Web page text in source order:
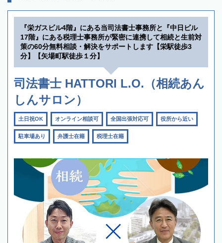
『栄ガスビル4階』にある当司法書士事務所と『中日ビル
17階』にある税理士事務所が緊密に連携して相続と生前対
策の60分無料相談・解決をサポートします【栄駅徒歩3
分】【矢場町駅徒歩１分】
司法書士 HATTORI L.O.（相続あん
しんサロン）
土日祝OK オンライン相談可 全国出張対応可 役所から近い
駐車場あり 弁護士在籍 税理士在籍